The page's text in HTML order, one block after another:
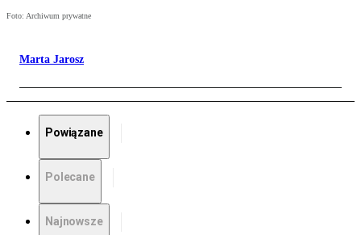
Foto: Archiwum prywatne
Marta Jarosz
Powiązane
Polecane
Najnowsze